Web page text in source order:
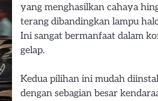
yang menghasilkan cahaya
terang dibandingkan lampu
Ini sangat bermanfaat dalam
gelap.
Kedua pilihan ini mudah
dengan sebagian besar